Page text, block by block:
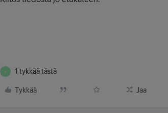
T 1 tykkää tästä
Tykkää Jaa